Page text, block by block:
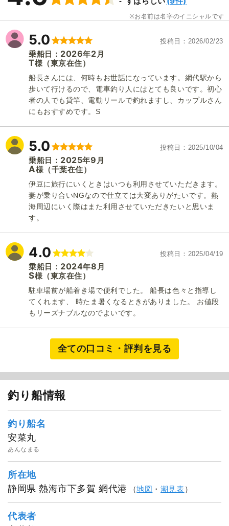
お名前は名字のイニシャルです
5.0 投稿日 2026/02/23
乗船日： 2026年2月
T様 （東京在住）
船長さんには、何時もお世話になっています。網代駅から
歩いて行けるので、電車釣り人にはとても良いです。初心
者の人でも貸竿、電動リールで釣れますし、カップルさん
にもおすすめです。S
5.0 投稿日 2025/10/04
乗船日： 2025年9 月
A様 （千葉在住）
伊豆に旅行にいくときはいつも利用させていただきます。
妻が乗り合いNGなので仕立ては大変ありがたいです。熱
海周辺にいく際はまた利用させていただきたいと思いま
す。
4.0 投稿日 2025/04/19
乗船日： 2024年8 月
S様 （東京在住）
駐車場前が船着き場で便利でした。 船長は色々と指導し
てくれます、 時たま暑くなるときがありました。 お値段
もリーズナブルなのでよいです。
全ての口コミ・評判を見る
釣り船情報
釣り船名
安菜丸
あんなまる
所在地
静岡県 熱海市下多賀 網代港
（地図 ・ 潮見表）
代表者
安菜丸